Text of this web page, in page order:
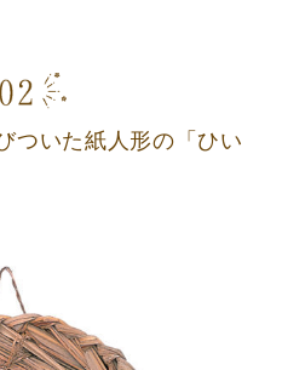
ついた紙人形の「ひい